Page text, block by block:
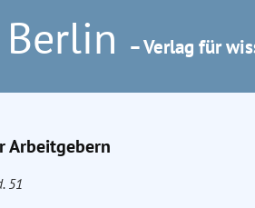
– Verlag für
Arbeitgebern
51